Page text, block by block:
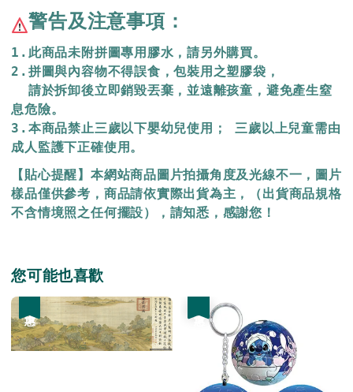
警告及注意事項：
1.此商品未附拼圖專用膠水，請另外購買。
2.拼圖與內容物不得誤食，包裝用之塑膠袋，
  請於拆卸後立即銷毀丟棄，
並遠離孩童，避免產生窒
息危險。
3.本商品禁止三歲以下嬰幼兒使用； 三歲以上兒童需由
成人監護下正確使用。
【貼心提醒】本網站商品圖片拍攝角度及光線不一，圖片
樣品僅供參考，商品請依實際出貨為主，（出貨商品規格
不含情境照之任何擺設），請知悉，感謝您！
您可能也喜歡